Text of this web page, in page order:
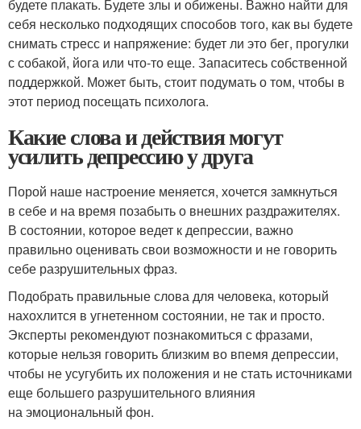
будете плакать. Будете злы и обижены. Важно найти для
себя несколько подходящих способов того, как вы будете
снимать стресс и напряжение: будет ли это бег, прогулки
с собакой, йога или что-то еще. Запаситесь собственной
поддержкой. Может быть, стоит подумать о том, чтобы в
этот период посещать психолога.
Какие слова и действия могут
усилить депрессию у друга
Порой наше настроение меняется, хочется замкнуться
в себе и на время позабыть о внешних раздражителях.
В состоянии, которое ведет к депрессии, важно
правильно оценивать свои возможности и не говорить
себе разрушительных фраз.
Подобрать правильные слова для человека, который
нахохлится в угнетенном состоянии, не так и просто.
Эксперты рекомендуют познакомиться с фразами,
которые нельзя говорить близким во впемя депрессии,
чтобы не усугубить их положения и не стать источниками
еще большего разрушительного влияния
на эмоциональный фон.